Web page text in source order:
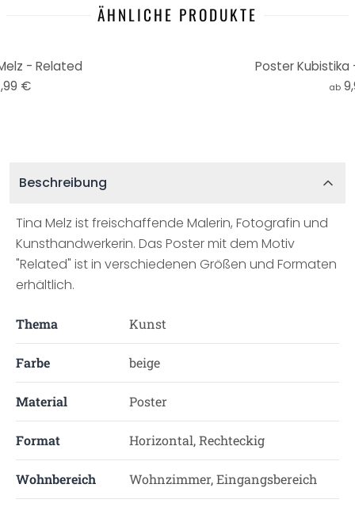
ÄHNLICHE PRODUKTE
- Related
€
Poster
ab
Beschreibung
Tina Melz ist freischaffende Malerin, Fotografin und
Kunsthandwerkerin. Das Poster mit dem Motiv
"Related" ist in verschiedenen Größen und Formaten
erhältlich.
Thema Kunst
Farbe beige
Material Poster
Format Horizontal, Rechteckig
Wohnbereich Wohnzimmer, Eingangsbereich